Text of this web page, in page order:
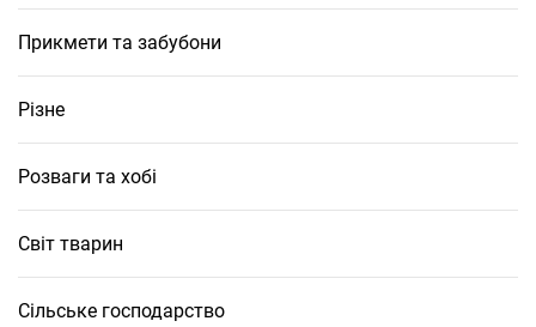
Прикмети та забубони
Різне
Розваги та хобі
Світ тварин
Сільське господарство